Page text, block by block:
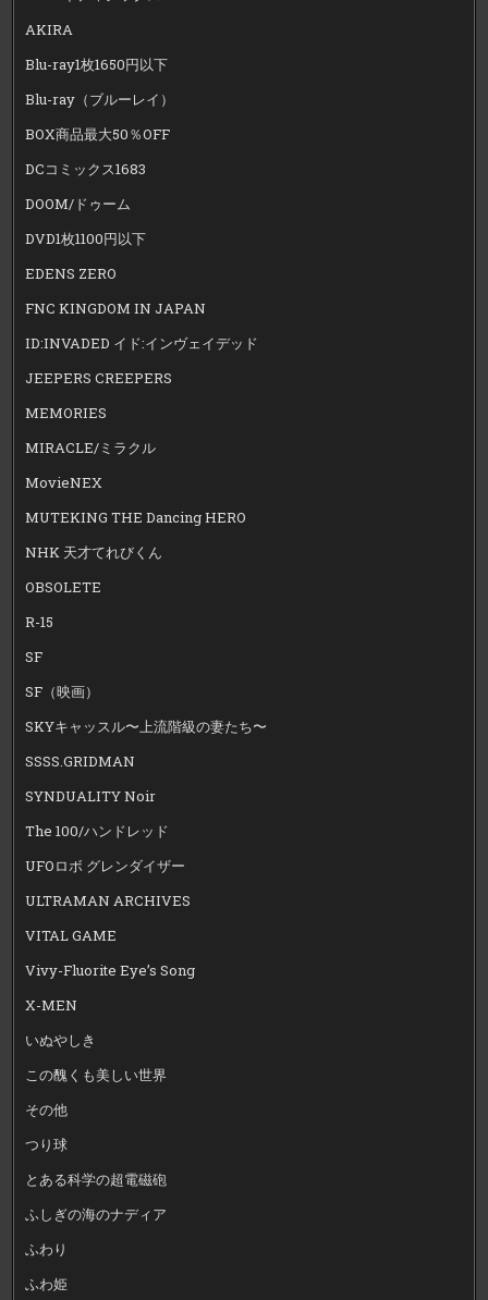
AKIRA
Blu-ray1枚1650円以下
Blu-ray（ブルーレイ）
BOX商品最大50％OFF
DCコミックス1683
DOOM/ドゥーム
DVD1枚1100円以下
EDENS ZERO
FNC KINGDOM IN JAPAN
ID:INVADED イド:インヴェイデッド
JEEPERS CREEPERS
MEMORIES
MIRACLE/ミラクル
MovieNEX
MUTEKING THE Dancing HERO
NHK 天才てれびくん
OBSOLETE
R-15
SF
SF（映画）
SKYキャッスル〜上流階級の妻たち〜
SSSS.GRIDMAN
SYNDUALITY Noir
The 100/ハンドレッド
UFOロボ グレンダイザー
ULTRAMAN ARCHIVES
VITAL GAME
Vivy-Fluorite Eye’s Song
X-MEN
いぬやしき
この醜くも美しい世界
その他
つり球
とある科学の超電磁砲
ふしぎの海のナディア
ふわり
ふわ姫